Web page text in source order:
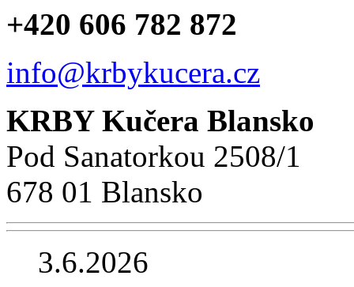
+420 606 782 872
info@krbykucera.cz
KRBY Kučera Blansko
Pod Sanatorkou 2508/1
678 01 Blansko
3.6.2026